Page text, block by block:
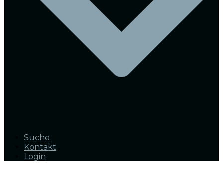
Suche
Kontakt
Login